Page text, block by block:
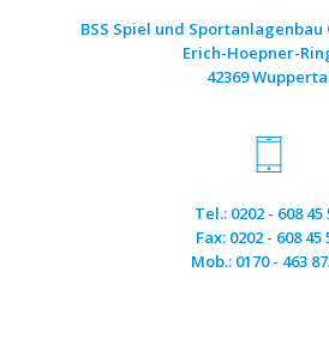
BSS Spiel und
Erich-Hoepner-
42369
Tel.: 0202 - 608 45
Fax: 0202 - 608 45
Mob.: 0170 - 463